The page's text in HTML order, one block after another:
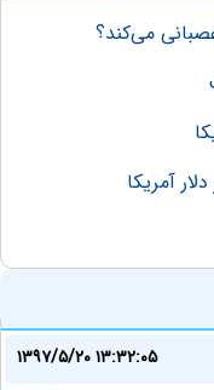
می‌کند؟
آمریکا
۱۳۹۷/۵/۲۰ ۱۳:۳۲:۰۵